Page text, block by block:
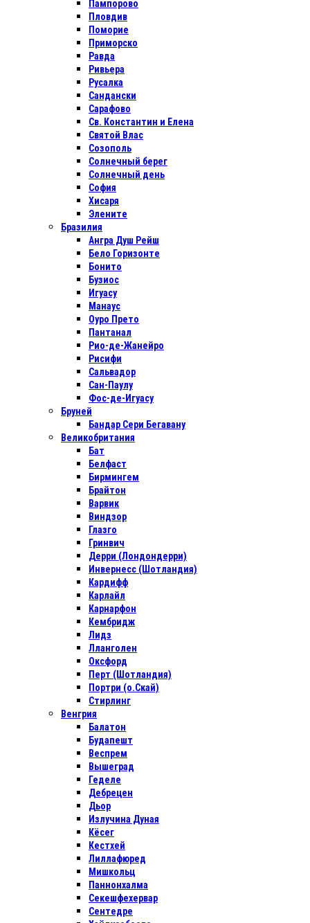
Пампорово
Пловдив
Поморие
Приморско
Равда
Ривьера
Русалка
Сандански
Сарафово
Св. Константин и Елена
Святой Влас
Созополь
Солнечный берег
Солнечный день
София
Хисаря
Элените
Бразилия
Ангра Душ Рейш
Бело Горизонте
Бонито
Бузиос
Игуасу
Манаус
Оуро Прето
Пантанал
Рио-де-Жанейро
Рисифи
Сальвадор
Сан-Паулу
Фос-де-Игуасу
Бруней
Бандар Сери Бегавану
Великобритания
Бат
Белфаст
Бирмингем
Брайтон
Варвик
Виндзор
Глазго
Гринвич
Дерри (Лондондерри)
Инвернесс (Шотландия)
Кардифф
Карлайл
Карнарфон
Кембридж
Лидз
Лланголен
Оксфорд
Перт (Шотландия)
Портри (о.Скай)
Стирлинг
Венгрия
Балатон
Будапешт
Веспрем
Вышеград
Геделе
Дебрецен
Дьор
Излучина Дуная
Кёсег
Кестхей
Лиллафюред
Мишкольц
Паннонхалма
Секешфехервар
Сентедре